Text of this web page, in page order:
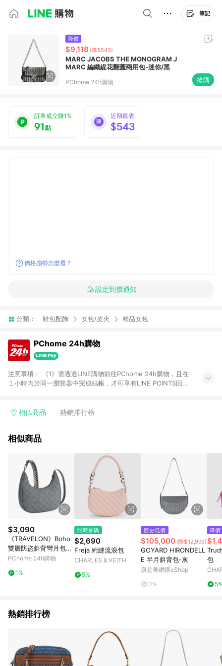
筆記
降價
$9,118 (降$543)
MARC JACOBS THE MONOGRAM J
MARC 編織緹花翻蓋兩用包-迷你/黑
PChome 24h購物 搶購
訂單成立賺1%
91點
近期最省
$543
價格趨勢怎麼看？
設定到價通知
分類： 鞋包配飾 女包/皮夾 精品女包
PChome 24h購物
注意事項： 《1》需透過LINE購物前往PChome 24h購物，且在
１小時內於同一瀏覽器中完成結帳，才可享有LINE POINTS回饋
在點數回饋範圍內。 《3》如取消訂單、退貨、購物中登出
品、票券、訂閱方案、PChome儲值商品、企業專區/企業採購、
值點數、點數/禮物卡 [2025/2/16起適用] - 票券全品項
[2026/6/2起適用] 《5》回饋點數的計算將會排除【訂單活動折
扣 (含折價券折扣)】、【P幣扣抵】、【現金積點扣抵】及【訂單
運費】等金額。 《6》符合LINE POINTS回饋資格之訂單將於商
家訂單頁面標示「LINE回饋」，若無此標示則 不符合回饋LINE
POINTS點數資格亦不得使用點數紅包 。 《7》LINE購物設有
「單一商品最高回饋點數」機制 (特殊活動時開放「回饋無上
限」)，以同一訂單中同一商品不論件數計算，並依訂單成立時間
當下LINE購物所設定的回饋機制為準。 《8》LINE購物為購物資
訊整合性平台，商品資料更新會有時間差，如顯示之商品規格、
顏色、價位、贈品與PChome 24h購物銷售網頁不符，以銷售網
頁標示為準！
相似商品 熱銷排行榜
相似商品
$3,090
《TRAVELON》Boho
雙層防盜斜背彎月包
(格紋灰)
PChome 24h購物
1%
限時加碼
$2,690
Freja 絎縫流浪包
CHARLES & KEITH
5%
歷史低價
$105,000 (降$12,999)
GOYARD HIRONDELL
E 半月斜背包-灰
康是美網購eShop
0%
降價
包
熱銷排行榜